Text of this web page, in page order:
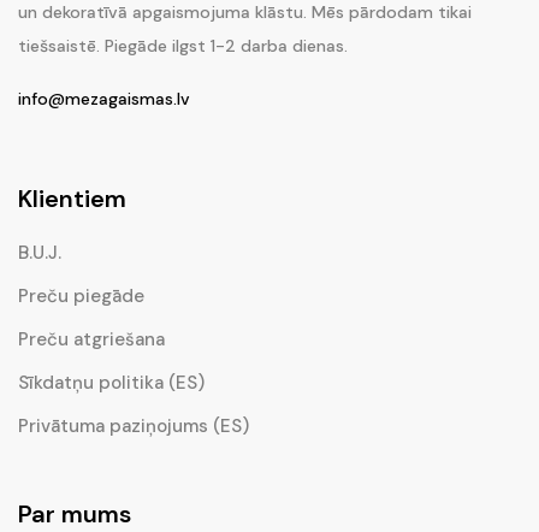
un dekoratīvā apgaismojuma klāstu. Mēs pārdodam tikai
tiešsaistē. Piegāde ilgst 1-2 darba dienas.
info@mezagaismas.lv
Klientiem
B.U.J.
Preču piegāde
Preču atgriešana
Sīkdatņu politika (ES)
Privātuma paziņojums (ES)
Par mums